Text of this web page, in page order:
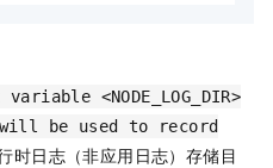
<NODE_LOG_DIR>
be used to record
时日志（非应用日志）存储目